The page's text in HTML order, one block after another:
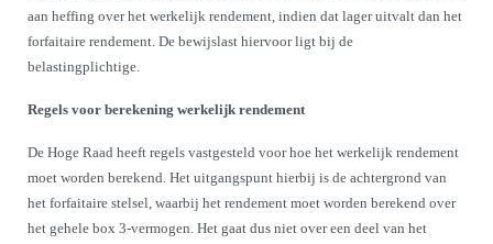
aan heffing over het werkelijk rendement, indien dat lager uitvalt dan het
forfaitaire rendement. De bewijslast hiervoor ligt bij de
belastingplichtige.
Regels voor berekening werkelijk rendement
De Hoge Raad heeft regels vastgesteld voor hoe het werkelijk rendement
moet worden berekend. Het uitgangspunt hierbij is de achtergrond van
het forfaitaire stelsel, waarbij het rendement moet worden berekend over
het gehele box 3-vermogen. Het gaat dus niet over een deel van het